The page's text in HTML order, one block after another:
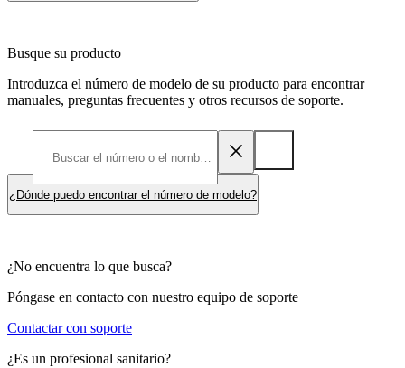
Busque su producto
Introduzca el número de modelo de su producto para encontrar
manuales, preguntas frecuentes y otros recursos de soporte.
¿Dónde puedo encontrar el número de modelo?
¿No encuentra lo que busca?
Póngase en contacto con nuestro equipo de soporte
Contactar con soporte
¿Es un profesional sanitario?